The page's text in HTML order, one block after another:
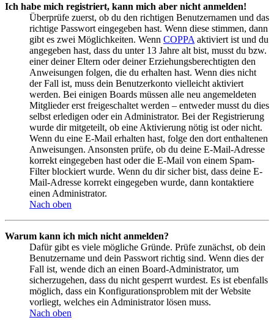
Ich habe mich registriert, kann mich aber nicht anmelden!
Überprüfe zuerst, ob du den richtigen Benutzernamen und das
richtige Passwort eingegeben hast. Wenn diese stimmen, dann
gibt es zwei Möglichkeiten. Wenn COPPA aktiviert ist und du
angegeben hast, dass du unter 13 Jahre alt bist, musst du bzw.
einer deiner Eltern oder deiner Erziehungsberechtigten den
Anweisungen folgen, die du erhalten hast. Wenn dies nicht
der Fall ist, muss dein Benutzerkonto vielleicht aktiviert
werden. Bei einigen Boards müssen alle neu angemeldeten
Mitglieder erst freigeschaltet werden – entweder musst du dies
selbst erledigen oder ein Administrator. Bei der Registrierung
wurde dir mitgeteilt, ob eine Aktivierung nötig ist oder nicht.
Wenn du eine E-Mail erhalten hast, folge den dort enthaltenen
Anweisungen. Ansonsten prüfe, ob du deine E-Mail-Adresse
korrekt eingegeben hast oder die E-Mail von einem Spam-
Filter blockiert wurde. Wenn du dir sicher bist, dass deine E-
Mail-Adresse korrekt eingegeben wurde, dann kontaktiere
einen Administrator.
Nach oben
Warum kann ich mich nicht anmelden?
Dafür gibt es viele mögliche Gründe. Prüfe zunächst, ob dein
Benutzername und dein Passwort richtig sind. Wenn dies der
Fall ist, wende dich an einen Board-Administrator, um
sicherzugehen, dass du nicht gesperrt wurdest. Es ist ebenfalls
möglich, dass ein Konfigurationsproblem mit der Website
vorliegt, welches ein Administrator lösen muss.
Nach oben